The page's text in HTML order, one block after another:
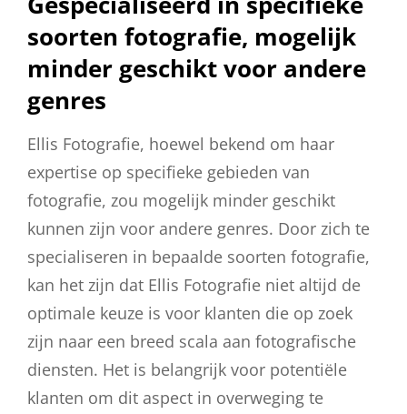
soorten fotografie, mogelijk
minder geschikt voor andere
genres
Ellis Fotografie, hoewel bekend om haar
expertise op specifieke gebieden van
fotografie, zou mogelijk minder geschikt
kunnen zijn voor andere genres. Door zich te
specialiseren in bepaalde soorten fotografie,
kan het zijn dat Ellis Fotografie niet altijd de
optimale keuze is voor klanten die op zoek
zijn naar een breed scala aan fotografische
diensten. Het is belangrijk voor potentiële
klanten om dit aspect in overweging te